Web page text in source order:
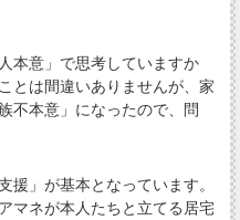
本意」で思考していますか
とは間違いありませんが、家
不本意」になったので、問
」が基本となっています。
マネが本人たちと立てる居宅